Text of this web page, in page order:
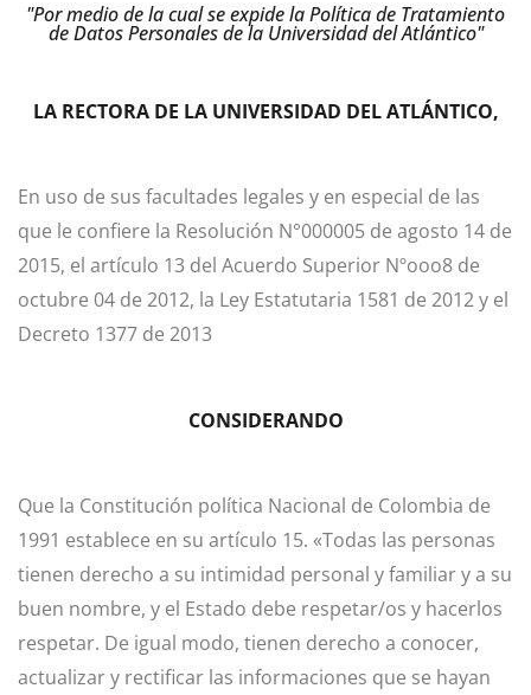
"Por medio de la cual se expide la Política de Tratamiento
de Datos Personales de la Universidad del Atlántico"
LA RECTORA DE LA UNIVERSIDAD DEL ATLÁNTICO,
En uso de sus facultades legales y en especial de las
que le confiere la Resolución N°000005 de agosto 14 de
2015, el artículo 13 del Acuerdo Superior Nºooo8 de
octubre 04 de 2012, la Ley Estatutaria 1581 de 2012 y el
Decreto 1377 de 2013
CONSIDERANDO
Que la Constitución política Nacional de Colombia de
1991 establece en su artículo 15. «Todas las personas
tienen derecho a su intimidad personal y familiar y a su
buen nombre, y el Estado debe respetar/os y hacerlos
respetar. De igual modo, tienen derecho a conocer,
actualizar y rectificar las informaciones que se hayan